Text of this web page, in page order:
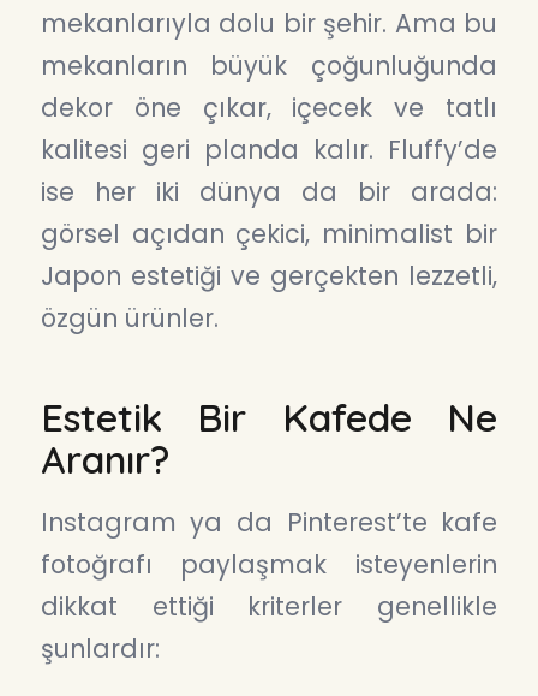
mekanlarıyla dolu bir şehir. Ama bu
mekanların büyük çoğunluğunda
dekor öne çıkar, içecek ve tatlı
kalitesi geri planda kalır. Fluffy’de
ise her iki dünya da bir arada:
görsel açıdan çekici, minimalist bir
Japon estetiği ve gerçekten lezzetli,
özgün ürünler.
Estetik Bir Kafede Ne
Aranır?
Instagram ya da Pinterest’te kafe
fotoğrafı paylaşmak isteyenlerin
dikkat ettiği kriterler genellikle
şunlardır: